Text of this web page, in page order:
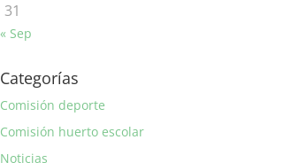
31
« Sep
Categorías
Comisión deporte
Comisión huerto escolar
Noticias